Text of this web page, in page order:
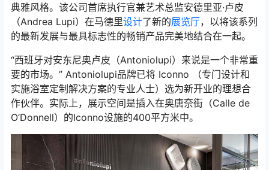
典雅风格。该公司首席执行官兼艺术总监安德里亚·卢皮
（Andrea Lupi）在马德里设计了新的展览厅，以将该系列
的最新发展与最具标志性的畅销产品完美地结合在一起。
“西班牙对安东尼奥卢皮（Antoniolupi）来说是一个非常重
要的市场。” Antoniolupi品牌已将 Iconno （专门设计和
实施浴室定制解决方案的专业人士）选为新开业的理想合
作伙伴。实际上，展示空间是插入在奥唐奈街（Calle de
O’Donnell）的Iconno设施的400平方米中。